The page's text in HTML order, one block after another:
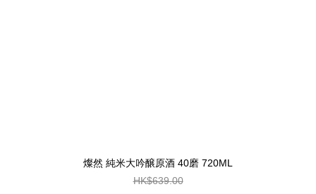
燦然 純米大吟醸原酒 40磨 720ML
HK$639.00